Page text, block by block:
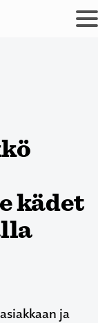
kädet
ja